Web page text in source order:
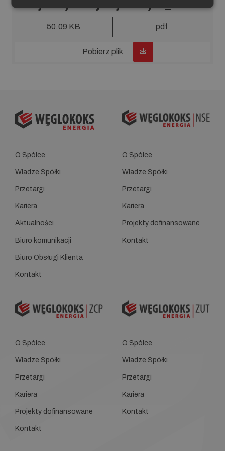
najkorzystniejszej oferty 11_2026
50.09 KB pdf
Pobierz plik
O Spółce
Władze Spółki
Przetargi
Kariera
Aktualności
Biuro komunikacji
Biuro Obsługi Klienta
Kontakt
O Spółce
Władze Spółki
Przetargi
Kariera
Projekty dofinansowane
Kontakt
O Spółce
Władze Spółki
Przetargi
Kariera
Projekty dofinansowane
Kontakt
O Spółce
Władze Spółki
Przetargi
Kariera
Kontakt